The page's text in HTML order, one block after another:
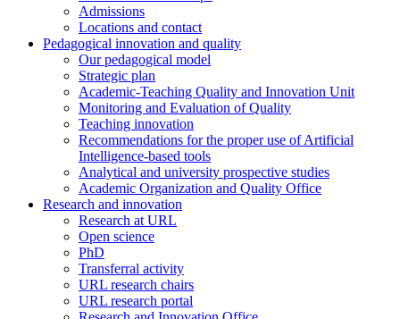
Admissions
Locations and contact
Pedagogical innovation and quality
Our pedagogical model
Strategic plan
Academic-Teaching Quality and Innovation Unit
Monitoring and Evaluation of Quality
Teaching innovation
Recommendations for the proper use of Artificial
Intelligence-based tools
Analytical and university prospective studies
Academic Organization and Quality Office
Research and innovation
Research at URL
Open science
PhD
Transferral activity
URL research chairs
URL research portal